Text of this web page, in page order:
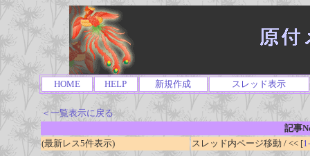
HOME HELP 新規作成 スレッド表示
＜一覧表示に戻る
記事
(最新レス5件表示)
スレッド内ページ移動 / << [